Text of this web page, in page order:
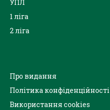
УПЛ
1 ліга
2 ліга
Про видання
Політика конфіденційності
Використання cookies